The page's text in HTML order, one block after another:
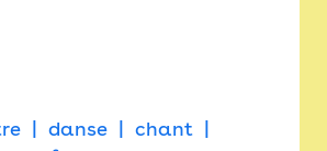
danse
chant